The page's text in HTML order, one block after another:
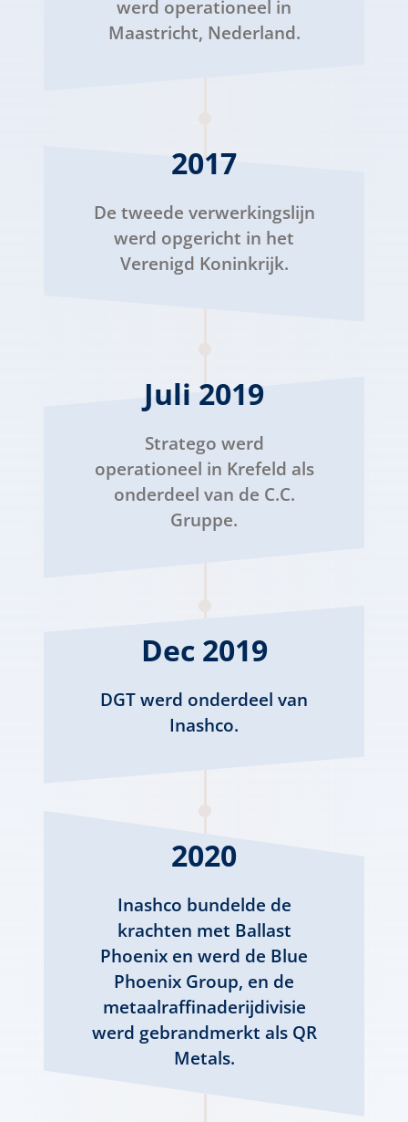
werd operationeel in
Maastricht, Nederland.
2017
De tweede verwerkingslijn
werd opgericht in het
Verenigd Koninkrijk.
Juli 2019
Stratego werd
operationeel in Krefeld als
onderdeel van de C.C.
Gruppe.
Dec 2019
DGT werd onderdeel van
Inashco.
2020
Inashco bundelde de
krachten met Ballast
Phoenix en werd de Blue
Phoenix Group, en de
metaalraffinaderijdivisie
werd gebrandmerkt als QR
Metals.